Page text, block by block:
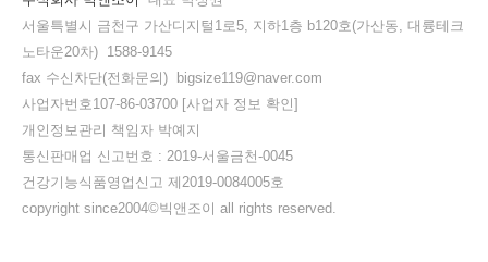
세요!
서울특별시 금천구 가산디지털1로5, 지하1층 b120호(가산동, 대륭테크
노타운20차) 1588-9145
fax 수신차단(전화문의) bigsize119@naver.com
사업자번호107-86-03700 [사업자 정보 확인]
개인정보관리 책임자 박예지
통신판매업 신고번호 : 2019-서울금천-0045
건강기능식품영업신고 제2019-0084005호
copyright since2004©빅앤조이 all rights reserved.